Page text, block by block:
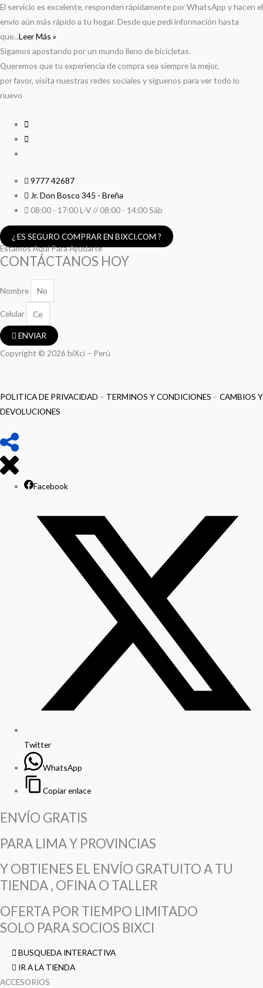
El servicio es excelente, responden rápidamente por WhatsApp y hacen el
envío aún más rápido a tu hogar. Desde que pedí información hasta
que...Leer Más »
Sigamos apostando por un mundo lleno de bicicletas.
Queremos que tu experiencia de compra sea siempre la mejor,
por favor, visita nuestras redes sociales y síguenos para ver todo lo
nuevo
9777 42687
Jr. Don Bosco 345 - Breña
08:00 - 17:00 L-V // 08:00 - 14:00 Sáb
¿ ES SEGURO COMPRAR EN BIXCI.COM ?
Estamos Aquí Para Ayudarte
CONTÁCTANOS HOY
Nombre
Celular
ENVIAR
Copyright © 2026 biXci – Perú
POLITICA DE PRIVACIDAD – TERMINOS Y CONDICIONES – CAMBIOS Y
DEVOLUCIONES
Facebook
Twitter
WhatsApp
Copiar enlace
ENVÍO GRATIS
PARA LIMA Y PROVINCIAS
Y OBTIENES EL ENVÍO GRATUITO A TU
TIENDA , OFINA O TALLER
OFERTA POR TIEMPO LIMITADO
SOLO PARA SOCIOS BIXCI
BUSQUEDA INTERACTIVA
IR A LA TIENDA
ACCESORIOS